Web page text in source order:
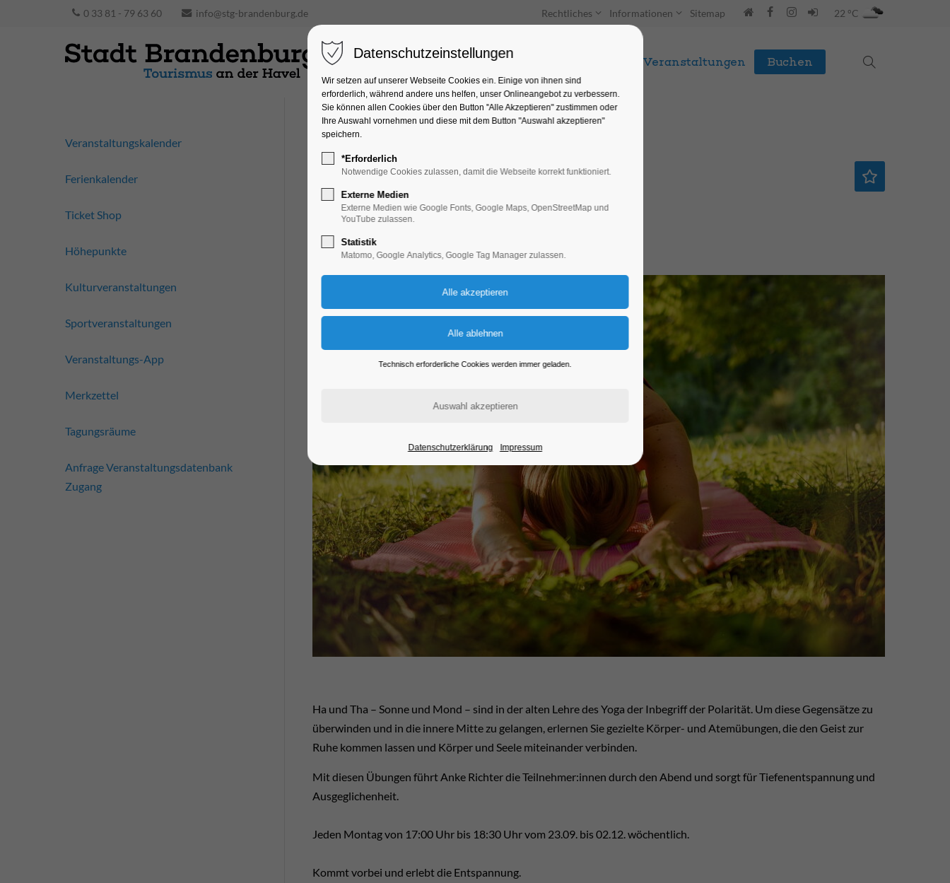
0 33 81 - 79 63 60 info@stg-brandenburg.de Rechtliches Informationen Sitemap 22 °C
Unterkünfte Entdecken & Erleben Veranstaltungen Buchen
Hatha Yoga
Bildung, Vortrag, Verein
25.06.2025, 17:30–19:00
Ha und Tha – Sonne und Mond – sind in der alten Lehre des Yoga der Inbegriff der Polarität. Um diese Gegensätze zu
überwinden und in die innere Mitte zu gelangen, erlernen Sie gezielte Körper- und Atemübungen, die den Geist zur
Ruhe kommen lassen und Körper und Seele miteinander verbinden.
Mit diesen Übungen führt Anke Richter die Teilnehmer:innen durch den Abend und sorgt für Tiefenentspannung und
Ausgeglichenheit.
Jeden Montag von 17:00 Uhr bis 18:30 Uhr vom 23.09. bis 02.12. wöchentlich.
Kommt vorbei und erlebt die Entspannung.
Veranstaltungskalender
Ferienkalender
Ticket Shop
Höhepunkte
Kulturveranstaltungen
Sportveranstaltungen
Veranstaltungs-App
Merkzettel
Tagungsräume
Anfrage Veranstaltungsdatenbank
Zugang
Datenschutzeinstellungen
Wir setzen auf unserer Webseite Cookies ein. Einige von ihnen sind
erforderlich, während andere uns helfen, unser Onlineangebot zu verbessern.
Sie können allen Cookies über den Button "Alle Akzeptieren" zustimmen oder
Ihre Auswahl vornehmen und diese mit dem Button "Auswahl akzeptieren"
speichern.
*Erforderlich
Notwendige Cookies zulassen, damit die Webseite korrekt funktioniert.
Externe Medien
Externe Medien wie Google Fonts, Google Maps, OpenStreetMap und
YouTube zulassen.
Statistik
Matomo, Google Analytics, Google Tag Manager zulassen.
Technisch erforderliche Cookies werden immer geladen.
Datenschutzerklärung Impressum